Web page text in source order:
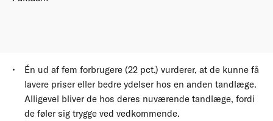
Én ud af fem forbrugere (22 pct.) vurderer, at de kunne få
lavere priser eller bedre ydelser hos en anden tandlæge.
Alligevel bliver de hos deres nuværende tandlæge, fordi
de føler sig trygge ved vedkommende.